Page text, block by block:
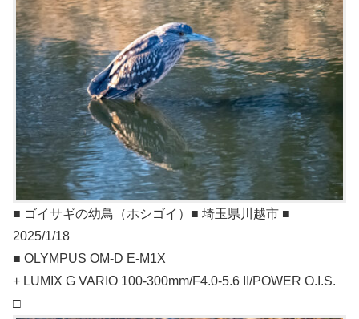
■ ゴイサギの幼鳥（ホシゴイ）■ 埼玉県川越市 ■
2025/1/18
■ OLYMPUS OM-D E-M1X
+ LUMIX G VARIO 100-300mm/F4.0-5.6 II/POWER O.I.S.
□